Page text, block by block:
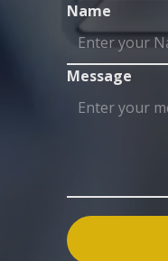
Name
Message